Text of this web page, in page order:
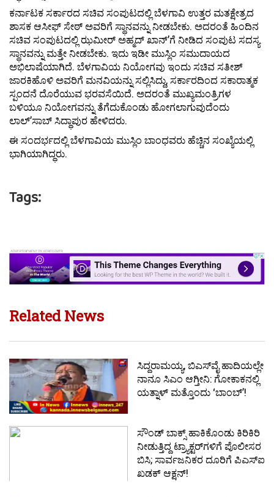
ಕರ್ನಾಟಕ ಸರ್ಕಾರದ ಸಚಿವ ಸಂಪುಟದಲ್ಲಿ ಬೆಳಗಾವಿ ಉತ್ತರ ಮತಕ್ಷೇತ್ರದ
ಶಾಸಕ ಆಸೀಫ್ ಸೇಠ್ ಅವರಿಗೆ ಸ್ಥಾನವನ್ನು ನೀಡಬೇಕು. ಅದರಂತೆ ಹಿಂದಿನ
ಸಚಿವ ಸಂಪುಟದಲ್ಲಿ ಝಮೀರ್ ಅಹ್ಮದ್ ಖಾನ್’ಗೆ ನೀಡಿದ ಸಂಪುಟ ಸದಸ್ಯ
ಸ್ಥಾನವನ್ನು ಮತ್ತೇ ನೀಡಬೇಕು. ಇದು ಇಡೀ ಮುಸ್ಲಿಂ ಸಮುದಾಯದ
ಅಭಿಲಾಷೆಯಾಗಿದೆ. ಬೆಳಗಾವಿಯ ನಿಯೋಗವು ಇಂದು ಸಚಿವ ಸತೀಶ್
ಜಾರಕಿಹೊಳಿ ಅವರಿಗೆ ಮನವಿಯನ್ನು ಸಲ್ಲಿಸಿದ್ದು, ಸರ್ಕಾರದಿಂದ ಸಕಾರಾತ್ಮಕ
ಸ್ಪಂದನೆ ದೊರೆಯುವ ಭರವಸೆಯಿದೆ. ಅದರಂತೆ ಮುಖ್ಯಮಂತ್ರಿಗಳ
ಬಳಿಯೂ ನಿಯೋಗವನ್ನು ತೆಗೆದುಕೊಂಡು ಹೋಗಲಾಗುವುದೆಂದು
ಲಾಲ್’ಸಾಬ್ ಸಿದ್ಧಾಪುರ ಹೇಳಿದರು.
ಈ ಸಂದರ್ಭದಲ್ಲಿ ಬೆಳಗಾವಿಯ ಮುಸ್ಲಿಂ ಬಾಂಧವರು ಹೆಚ್ಚಿನ ಸಂಖ್ಯೆಯಲ್ಲಿ
ಭಾಗಿಯಾಗಿದ್ಧರು.
Tags:
Related News
ಸಿದ್ದರಾಮಯ್ಯ, ಬಿಎಸ್‌ವೈ ಹಾದಿಯಲ್ಲೇ
ನಾನೂ ಸಿಎಂ ಆಗ್ತೀನಿ: ಗೋಕಾಕನಲ್ಲಿ
ಯತ್ನಾಳ್ ಮತ್ತೊಂದು ‘ಬಾಂಬ್’!
ಸೌಂಡ್ ಬಾಕ್ಸ್ ಹಾಕಿಕೊಂಡು ಕಿರಿಕಿರಿ
ನೀಡುತ್ತಿದ್ದ ಟ್ರ್ಯಾಕ್ಟರ್‌ಗಳಿಗೆ ಪೊಲೀಸರ
ಬಿಸಿ; ಸಾರ್ವಜನಿಕರ ದೂರಿಗೆ ಪಿಎಸ್‌ಐ
ಖಡಕ್ ಆಕ್ಷನ್!